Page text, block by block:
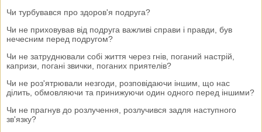
Чи турбувався про здоров'я подруга?
Чи не приховував від подруга важливі справи і правди, був
нечесним перед подругом?
Чи не затруднювали собі життя через гнів, поганий настрій,
капризи, погані звички, поганих приятелів?
Чи не роз'ятрювали незгоди, розповідаючи іншим, що нас
ділить, обмовляючи та принижуючи один одного перед іншими?
Чи не прагнув до розлучення, розлучився задля наступного
зв'язку?